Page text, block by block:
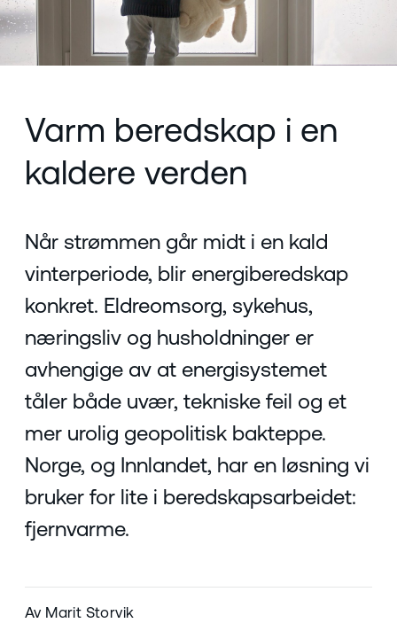
Varm beredskap i en
kaldere verden
Når strømmen går midt i en kald
vinterperiode, blir energiberedskap
konkret. Eldreomsorg, sykehus,
næringsliv og husholdninger er
avhengige av at energisystemet
tåler både uvær, tekniske feil og et
mer urolig geopolitisk bakteppe.
Norge, og Innlandet, har en løsning vi
bruker for lite i beredskapsarbeidet:
fjernvarme.
Av Marit Storvik